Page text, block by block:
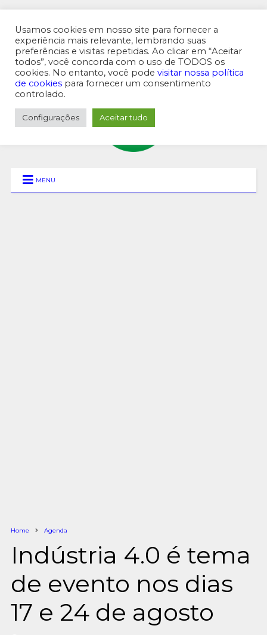
MENU SUPERIOR
MENU
Home Agenda
Indústria 4.0 é tema
de evento nos dias
17 e 24 de agosto
Usamos cookies em nosso site para fornecer a
experiência mais relevante, lembrando suas
preferências e visitas repetidas. Ao clicar em “Aceitar
todos”, você concorda com o uso de TODOS os
cookies. No entanto, você pode visitar nossa política
de cookies para fornecer um consentimento
controlado.
Configurações Aceitar tudo